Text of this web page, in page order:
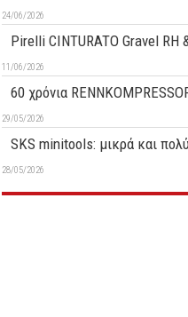
24/06/2026
Pirelli CINTURATO Gravel RH
11/06/2026
60 χρόνια
29/05/2026
SKS minitools: μικρά και
28/05/2026